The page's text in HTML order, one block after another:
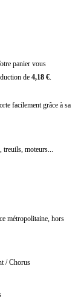
panier vous
de 4,18 €.
facilement grâce à sa
treuils, moteurs...
métropolitaine, hors
/ Chorus